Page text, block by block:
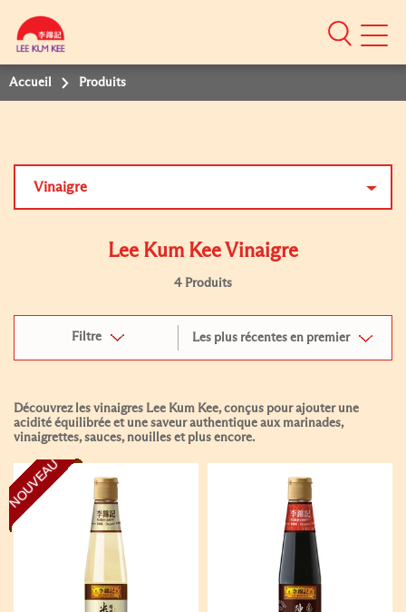
Mobile
Accueil Produits
Vinaigre
Lee Kum Kee Vinaigre
4 Produits
Filtre Les plus récentes en premier
Découvrez les vinaigres Lee Kum Kee, conçus pour ajouter une
acidité équilibrée et une saveur authentique aux marinades,
vinaigrettes, sauces, nouilles et plus encore.
NOUVEAU